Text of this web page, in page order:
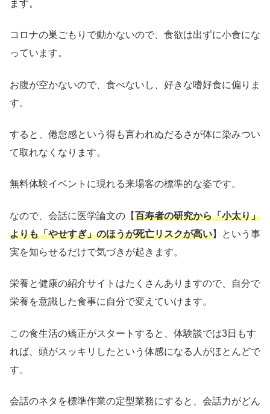
ます。
コロナの巣ごもりで動かないので、食欲は出ずに小食にな
っています。
お腹が空かないので、食べないし、好きな嗜好食に偏りま
す。
すると、倦怠感という得も言われぬだるさが体に染みつい
て取れなくなります。
無料体験イベントに現れる来場客の標準的な姿です。
なので、会話に医学論文の【百寿者の研究から「小太り」
よりも「やせすぎ」のほうが死亡リスクが高い】という事
実を知らせるだけで気づきが起きます。
栄養と健康の紹介サイトはたくさんありますので、自分で
栄養を意識した食事に自分で変えていけます。
この食生活の矯正がスタートすると、体験談では3日もす
れば、頭がスッキリしたという体感になる人がほとんどで
す。
会話のネタを標準作業の定型業務にすると、会話力がどん